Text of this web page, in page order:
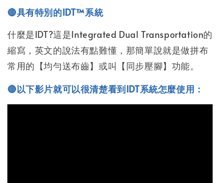
🔴具有特別的IDT™系統
什麼是IDT?這是Integrated Dual Transportation的
縮寫，英文的說法有點難懂，那簡單說就是做拼布
常用的【均勻送布齒】或叫【同步壓腳】功能。
🔴以下影片就可以很清楚看到IDT系統怎麼使用：